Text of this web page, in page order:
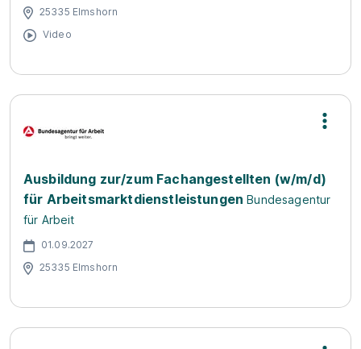
25335 Elmshorn
Video
Ausbildung zur/zum Fachangestellten (w/m/d)
für Arbeitsmarktdienstleistungen Bundesagentur
für Arbeit
01.09.2027
25335 Elmshorn